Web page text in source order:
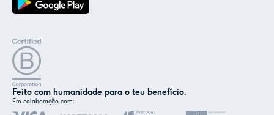
Feito com humanidade para o teu benefício.
Em colaboração com: